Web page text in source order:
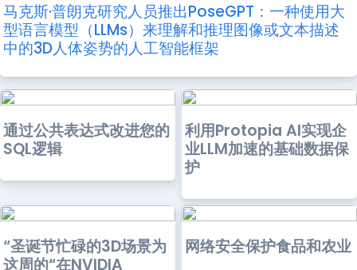
马克斯·普朗克研究人员推出PoseGPT：一种使用大
型语言模型（LLMs）来理解和推理图像或文本描述
中的3D人体姿势的人工智能框架
通过公共表达式改进您的
SQL逻辑
利用Protopia AI实现企
业LLM加速的基础数据保
护
“圣诞节忙碌的3D场景为
这周的“在NVIDIA
网络安全保护食品和农业